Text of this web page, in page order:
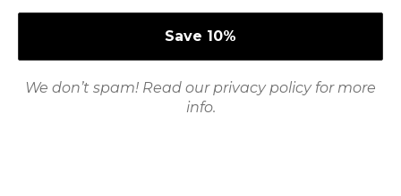
We don’t spam! Read ourprivacy policyfor more
info.